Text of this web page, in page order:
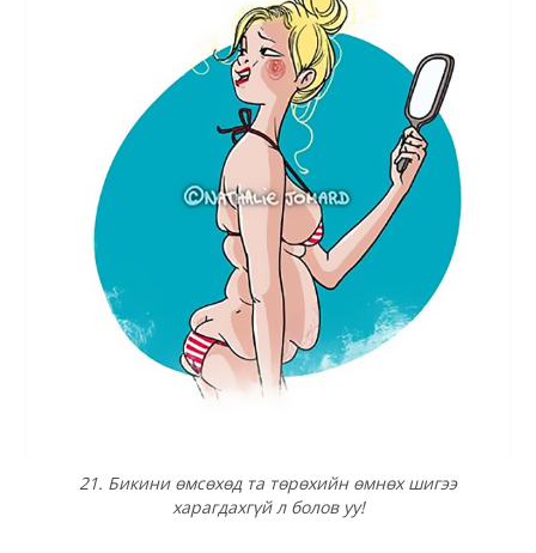
21. Бикини өмсөхөд та төрөхийн өмнөх шигээ
харагдахгүй л болов уу!